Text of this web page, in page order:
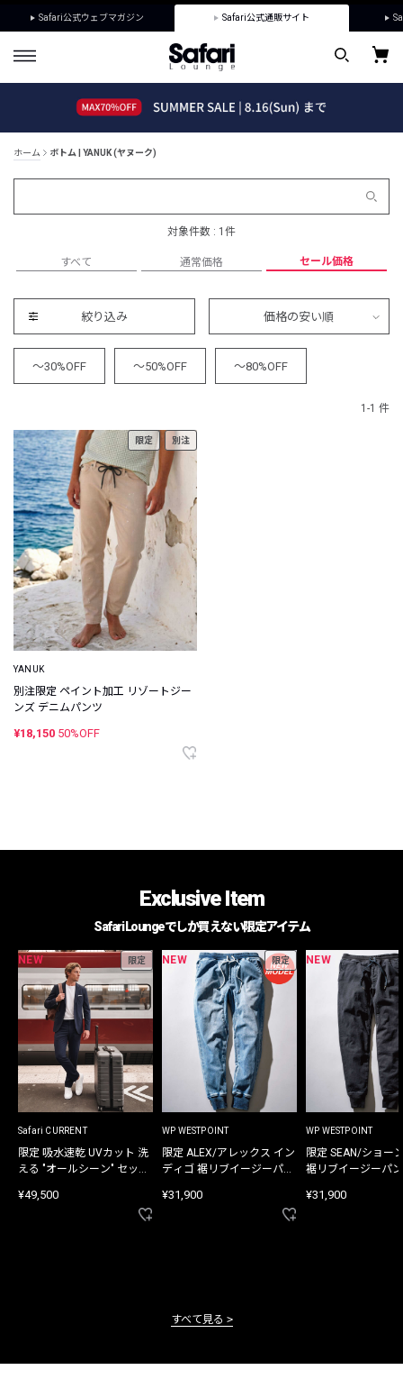
Safari公式ウェブマガジン Safari公式通販サイト
ホーム ボトム | YANUK (ヤヌーク)
対象件数 : 1件
すべて 通常価格 セール価格
絞り込み 価格の安い順
～30%OFF ～50%OFF ～80%OFF
1-1 件
限定 別注
YANUK
別注限定 ペイント加工 リゾートジー
ンズ デニムパンツ
¥18,150 50%OFF
Exclusive Item
Safari Loungeでしか買えない限定アイテム
NEW 限定
Safari CURRENT
限定 吸水速乾 UVカット 洗
える "オールシーン" セット
¥49,500
NEW 限定
WP WESTPOINT
限定 ALEX/アレックス イン
ディゴ 裾リブイージーパン
¥31,900
NEW
WP WESTPOINT
限定 SEAN/ショー
裾リブイージーパ
¥31,900
すべて見る